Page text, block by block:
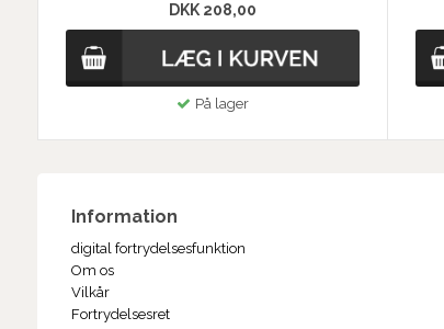
DKK 208,00
På lager
Information
digital fortrydelsesfunktion
Om os
Vilkår
Fortrydelsesret